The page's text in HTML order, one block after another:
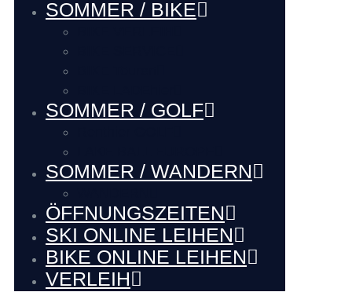
SOMMER / BIKE
SOMMER / GOLF
SOMMER / WANDERN
ÖFFNUNGSZEITEN
SKI ONLINE LEIHEN
BIKE ONLINE LEIHEN
VERLEIH